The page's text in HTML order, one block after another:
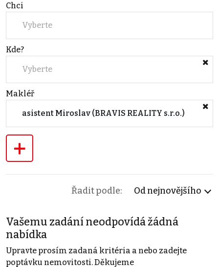
Chci
Vyberte
Kde?
Vyberte
Makléř
asistent Miroslav (BRAVIS REALITY s.r.o.)
+
Řadit podle: Od nejnovějšího
Vašemu zadání neodpovídá žádná
nabídka
Upravte prosím zadaná kritéria a nebo zadejte
poptávku nemovitosti. Děkujeme